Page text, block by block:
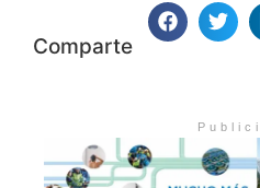
Comparte